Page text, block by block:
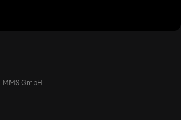
GmbH